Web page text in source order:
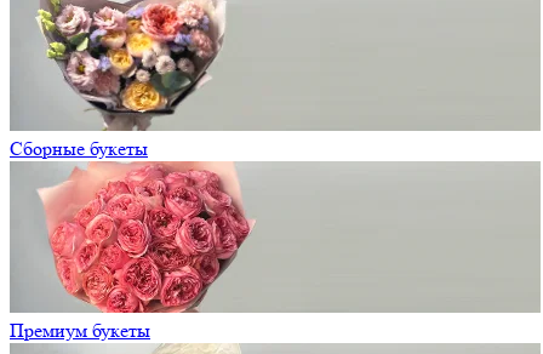
Сборные букеты
Премиум букеты